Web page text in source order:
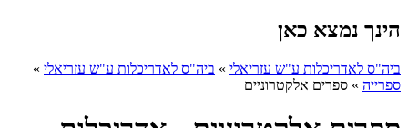
הינך נמצא כאן
ביה"ס לאדריכלות ע"ש עזריאלי » ביה"ס לאדריכלות ע"ש עזריאלי »
ספרייה » ספרים אלקטרוניים